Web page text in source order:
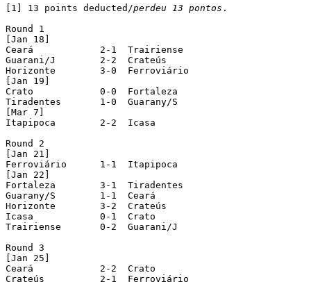
[1] 13 points deducted/perdeu 13 pontos .
Round 1
[Jan 18]
Ceará 		 2-1  Trairiense
Guarani/J 	 2-2  Crateús
Horizonte 	 3-0  Ferroviário
[Jan 19]
Crato 		 0-0  Fortaleza
Tiradentes	 1-0  Guarany/S
[Mar 7]
Itapipoca	 2-2  Icasa
Round 2
[Jan 21]
Ferroviário 	 1-1  Itapipoca
[Jan 22]
Fortaleza 	 3-1  Tiradentes
Guarany/S 	 1-1  Ceará
Horizonte 	 3-2  Crateús
Icasa 		 0-1  Crato
Trairiense 	 0-2  Guarani/J
Round 3
[Jan 25]
Ceará 		 2-2  Crato
Crateús 	 2-1  Ferroviário